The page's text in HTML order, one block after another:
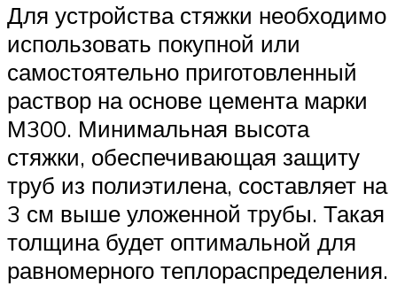
Для устройства стяжки необходимо
использовать покупной или
самостоятельно приготовленный
раствор на основе цемента марки
М300. Минимальная высота
стяжки, обеспечивающая защиту
труб из полиэтилена, составляет на
3 см выше уложенной трубы. Такая
толщина будет оптимальной для
равномерного теплораспределения.